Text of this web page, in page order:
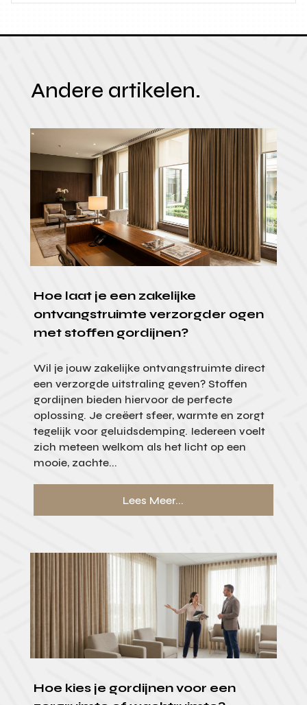
Andere artikelen.
Hoe laat je een zakelijke
ontvangstruimte verzorgder ogen
met stoffen gordijnen?
Wil je jouw zakelijke ontvangstruimte direct
een verzorgde uitstraling geven? Stoffen
gordijnen bieden hiervoor de perfecte
oplossing. Je creëert sfeer, warmte en zorgt
tegelijk voor geluidsdemping. Iedereen voelt
zich meteen welkom als het licht op een
mooie, zachte...
Lees Meer...
Hoe kies je gordijnen voor een